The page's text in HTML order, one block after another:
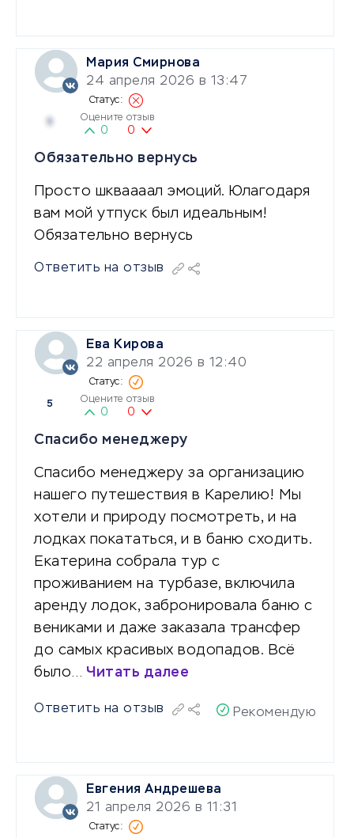
Мария Смирнова
24 апреля 2026 в 13:47
Оцените отзыв
0 0
Обязательно вернусь
Просто шкваааал эмоций. Юлагодаря
вам мой утпуск был идеальным!
Обязательно вернусь
Ответить на отзыв
Ева Кирова
22 апреля 2026 в 12:40
5 Оцените отзыв
0 0
Спасибо менеджеру
Спасибо менеджеру за организацию
нашего путешествия в Карелию! Мы
хотели и природу посмотреть, и на
лодках покататься, и в баню сходить.
Екатерина собрала тур с
проживанием на турбазе, включила
аренду лодок, забронировала баню с
вениками и даже заказала трансфер
до самых красивых водопадов. Всё
было… Читать далее
Ответить на отзыв Рекомендую
Евгения Андрешева
21 апреля 2026 в 11:31